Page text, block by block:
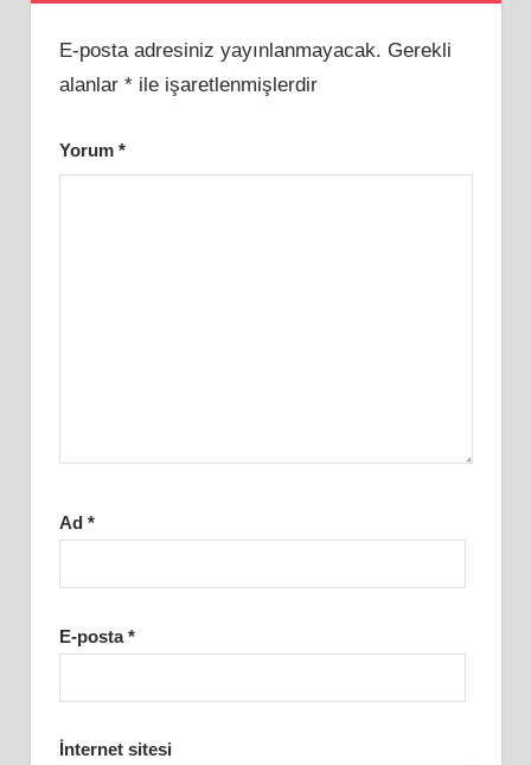
E-posta adresiniz yayınlanmayacak. Gerekli
alanlar *ile işaretlenmişlerdir
Yorum *
Ad *
E-posta*
İnternet sitesi